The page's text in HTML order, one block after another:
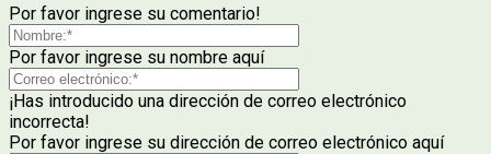
Por favor ingrese su comentario!
Por favor ingrese su nombre aquí
¡Has introducido una dirección de correo electrónico
incorrecta!
Por favor ingrese su dirección de correo electrónico aquí